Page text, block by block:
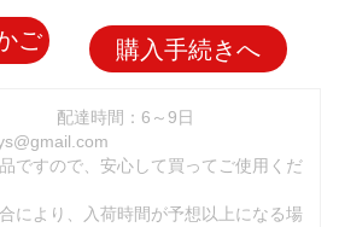
ご 購入手続きへ
配達時間：6～9日
ですので、安心して買ってご使用くだ
により、入荷時間が予想以上になる場